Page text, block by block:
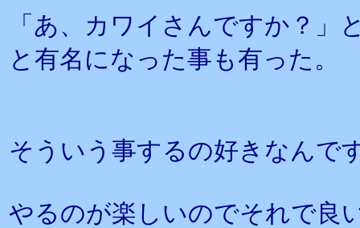
「あ、カワイさんですか？
と有名になった事も有った。
そういう事するの好きなんで
やるのが楽しいのでそれで良